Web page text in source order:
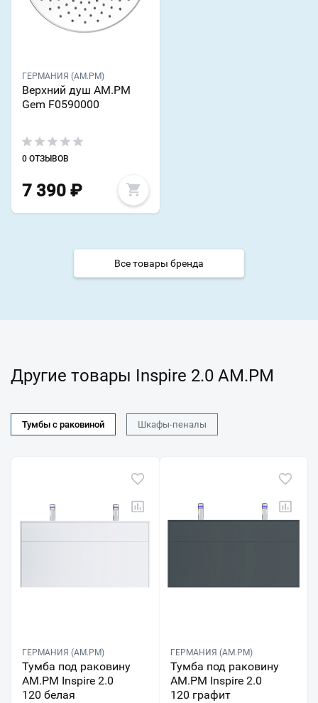
ГЕРМАНИЯ (AM.PM)
Верхний душ AM.PM
Gem F0590000
0 ОТЗЫВОВ
7 390 ₽
Все товары бренда
Другие товары Inspire 2.0 AM.PM
Тумбы с раковиной Шкафы-пеналы
ГЕРМАНИЯ (AM.PM)
Тумба под раковину
AM.PM Inspire 2.0
120 белая
ГЕРМАНИЯ (AM.PM)
Тумба под раковину
AM.PM Inspire 2.0
120 графит